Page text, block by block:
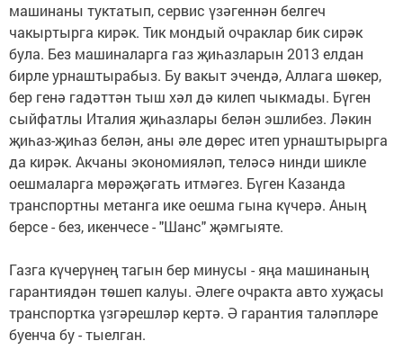
машинаны туктатып, сервис үзәгеннән белгеч
чакыртырга кирәк. Тик мондый очраклар бик сирәк
була. Без машиналарга газ җиһазларын 2013 елдан
бирле урнаштырабыз. Бу вакыт эчендә, Аллага шөкер,
бер генә гадәттән тыш хәл дә килеп чыкмады. Бүген
сыйфатлы Италия җиһазлары белән эшлибез. Ләкин
җиһаз-җиһаз белән, аны әле дөрес итеп урнаштырырга
да кирәк. Акчаны экономияләп, теләсә нинди шикле
оешмаларга мөрәҗәгать итмәгез. Бүген Казанда
транспортны метанга ике оешма гына күчерә. Аның
берсе - без, икенчесе - "Шанс" җәмгыяте.
Газга күчерүнең тагын бер минусы - яңа машинаның
гарантиядән төшеп калуы. Әлеге очракта авто хуҗасы
транспортка үзгәрешләр кертә. Ә гарантия таләпләре
буенча бу - тыелган.